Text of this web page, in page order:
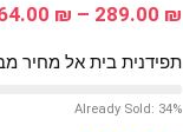
289.00 ₪
–
₪
תפידנית בית אל מחיר
Already Sold: 34%